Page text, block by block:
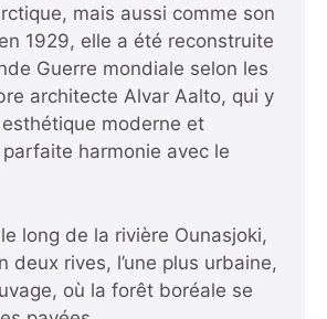
mais aussi comme son
1929, elle a été reconstruite
Guerre mondiale selon les
architecte Alvar Aalto, qui y
moderne et
harmonie avec le
le long de la rivière Ounasjoki,
deux rives, l’une plus urbaine,
où la forêt boréale se